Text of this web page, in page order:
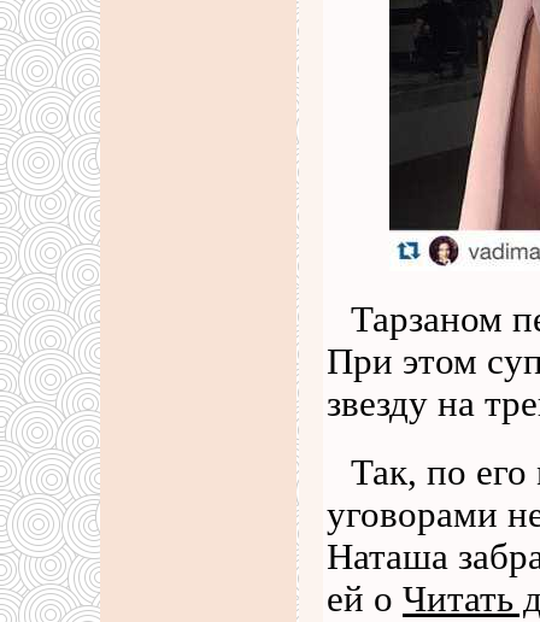
Тарзаном
При этом
звезду на
Так, по
уговорами
Наташа
ей о Читать